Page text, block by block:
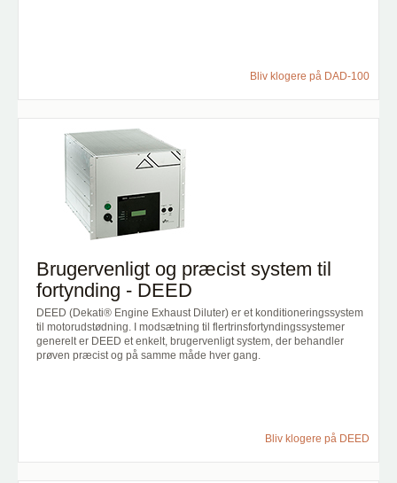
Bliv klogere på DAD-100
Brugervenligt og præcist system til
fortynding - DEED
DEED (Dekati® Engine Exhaust Diluter) er et konditioneringssystem
til motorudstødning. I modsætning til flertrinsfortyndingssystemer
generelt er DEED et enkelt, brugervenligt system, der behandler
prøven præcist og på samme måde hver gang.
Bliv klogere på DEED